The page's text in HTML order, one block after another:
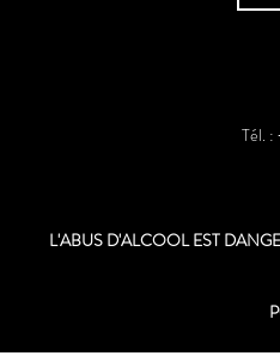
Tél.
L'ABUS D'ALCOOL EST